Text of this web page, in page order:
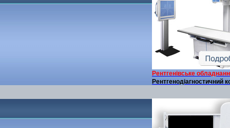
Рентгенівське
Рентгенодіагностичний